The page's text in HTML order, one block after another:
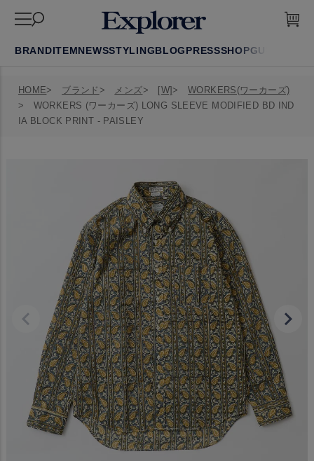
BRANDITEMNEWSSTYLINGBLOGPRESSSHOPGUIDE
HOME ブランド メンズ [W]
WORKERS(ワーカーズ)
WORKERS (ワーカーズ) LONG SLEEVE MODIFIED BD IND
IA BLOCK PRINT - PAISLEY